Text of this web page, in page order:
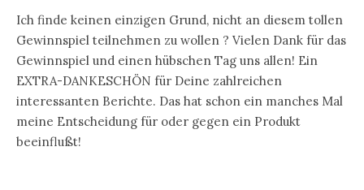
Ich finde keinen einzigen Grund, nicht an diesem tollen
Gewinnspiel teilnehmen zu wollen ? Vielen Dank für das
Gewinnspiel und einen hübschen Tag uns allen! Ein
EXTRA-DANKESCHÖN für Deine zahlreichen
interessanten Berichte. Das hat schon ein manches Mal
meine Entscheidung für oder gegen ein Produkt
beeinflußt!